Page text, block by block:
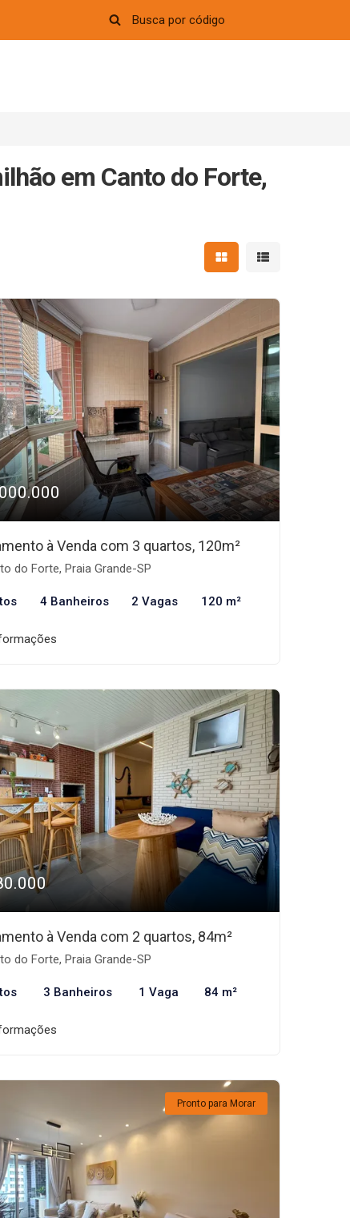
em Canto do Forte,
Mostrar resultados em
Mostrar
à Venda com 3 quartos, 120m²
do Forte, Praia Grande-SP
4 Banheiros 2 Vagas 120 m²
à Venda com 2 quartos, 84m²
do Forte, Praia Grande-SP
3 Banheiros 1 Vaga 84 m²
Pronto para Morar